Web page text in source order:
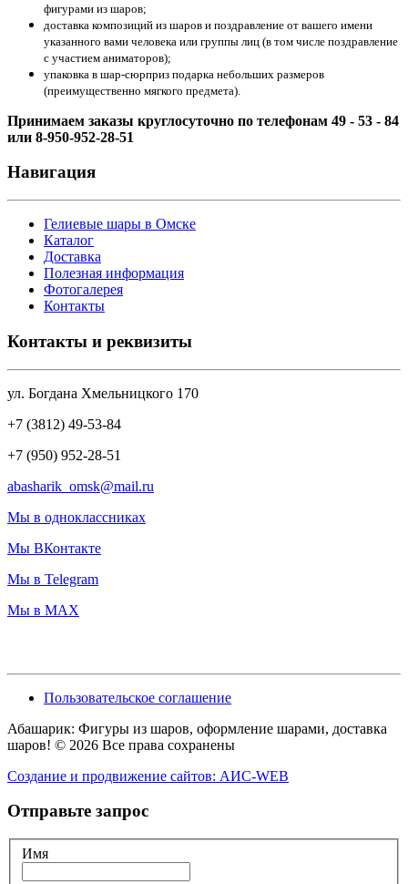
фигурами из шаров;
доставка композиций из шаров и поздравление от вашего имени
указанного вами человека или группы лиц (в том числе поздравление
с участием аниматоров);
упаковка в шар-сюрприз подарка небольших размеров
(преимущественно мягкого предмета).
Принимаем заказы круглосуточно по телефонам 49 - 53 - 84
или 8-950-952-28-51
Навигация
Гелиевые шары в Омске
Каталог
Доставка
Полезная информация
Фотогалерея
Контакты
Контакты и реквизиты
ул. Богдана Хмельницкого 170
+7 (3812) 49-53-84
+7 (950) 952-28-51
abasharik_omsk@mail.ru
Мы в одноклассниках
Мы ВКонтакте
Мы в Telegram
Мы в MAX
Пользовательское соглашение
Абашарик: Фигуры из шаров, оформление шарами, доставка
шаров! © 2026 Все права сохранены
Создание и продвижение сайтов: АИС-WEB
Отправьте запрос
Имя